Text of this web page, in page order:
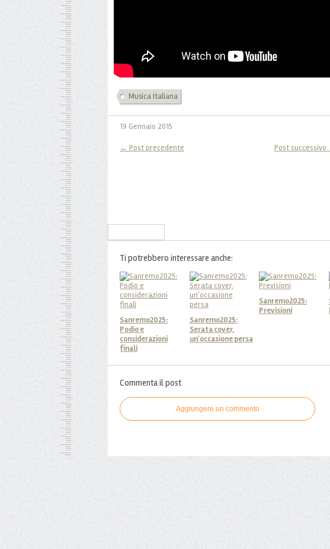
Musica Italiana
19 Gennaio 2015
← Post precedente Post successivo
Ti potrebbero interessare anche:
Sanremo2025:
Podio e
considerazioni
finali
Sanremo2025:
Serata cover,
un'occasione persa
Sanremo2025:
Previsioni
Commenta il post
Aggiungere un commento